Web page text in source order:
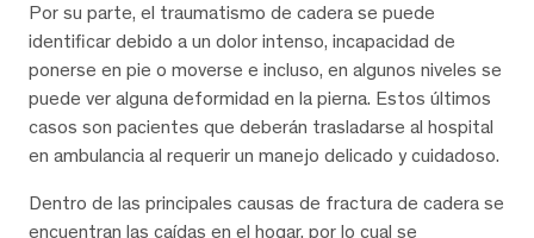
Por su parte, el traumatismo de cadera se puede
identificar debido a un dolor intenso, incapacidad de
ponerse en pie o moverse e incluso, en algunos niveles se
puede ver alguna deformidad en la pierna. Estos últimos
casos son pacientes que deberán trasladarse al hospital
en ambulancia al requerir un manejo delicado y cuidadoso.
Dentro de las principales causas de fractura de cadera se
encuentran las caídas en el hogar, por lo cual se